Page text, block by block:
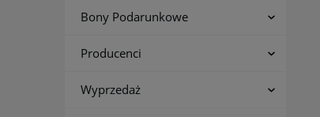
Bony Podarunkowe
Producenci
Wyprzedaż